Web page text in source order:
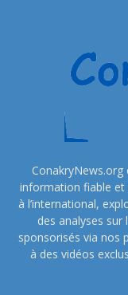
information fiable et
à l’international,
des analyses sur
sponsorisés via nos
à des vidéos